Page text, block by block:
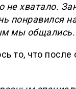
не хватало.
понравился
мы общались.
то, что после